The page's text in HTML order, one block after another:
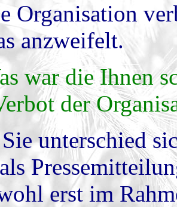
Organisation
anzweifelt.
war die Ihnen
der
Sie unterschied
erst im